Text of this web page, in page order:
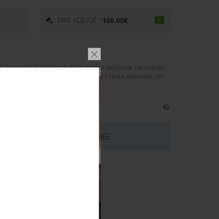
PRIX ADJUGÉ : 100.00€
Airborne, deux patch de la 82ème Airborne. Un brevet
Ira Green Inc G23. Un patch de la 11ème Airborne. Un
LOT EST MAINTENANT TERMINÉE